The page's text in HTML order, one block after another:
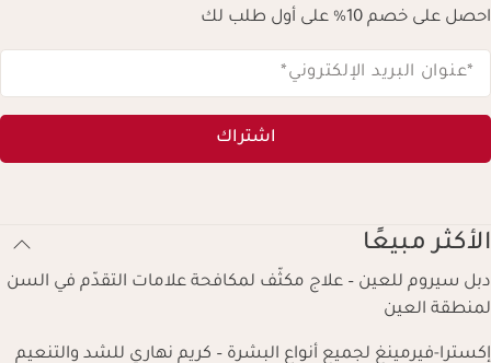
احصل على خصم 10% على أول طلب لك
*عنوان البريد الإلكتروني*
اشتراك
الأكثر مبيعًا
دبل سيروم للعين – علاج مكثّف لمكافحة علامات التقدّم في السن
لمنطقة العين
إكسترا-فيرمينغ لجميع أنواع البشرة – كريم نهاري للشد والتنعيم